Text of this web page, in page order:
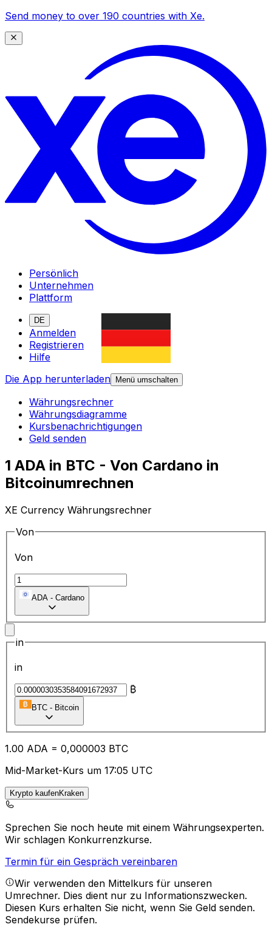
Send money to over 190 countries with Xe.
Persönlich
Unternehmen
Plattform
DE
Anmelden
Registrieren
Hilfe
Die App herunterladen
Menü umschalten
Währungsrechner
Währungsdiagramme
Kursbenachrichtigungen
Geld senden
1 ADA in BTC - Von Cardano in
Bitcoinumrechnen
XE Currency Währungsrechner
Von
Von
ADA - Cardano
in
in
₿
BTC - Bitcoin
1.00 ADA = 0,000003 BTC
Mid-Market-Kurs um 17:05 UTC
Krypto kaufenKraken
Sprechen Sie noch heute mit einem Währungsexperten.
Wir schlagen Konkurrenzkurse.
Termin für ein Gespräch vereinbaren
Wir verwenden den Mittelkurs für unseren
Umrechner. Dies dient nur zu Informationszwecken.
Diesen Kurs erhalten Sie nicht, wenn Sie Geld senden.
Sendekurse prüfen.